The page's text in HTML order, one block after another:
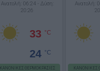
Ανατολή: 06:24 - Δύση:
20:26
33 °C
24 °C
ΚΑΝΟΝΙΚΕΣ ΘΕΡΜΟΚΡΑΣΙΕΣ
Ανατολή:
ΚΑΝΟΝΙΚΕΣ